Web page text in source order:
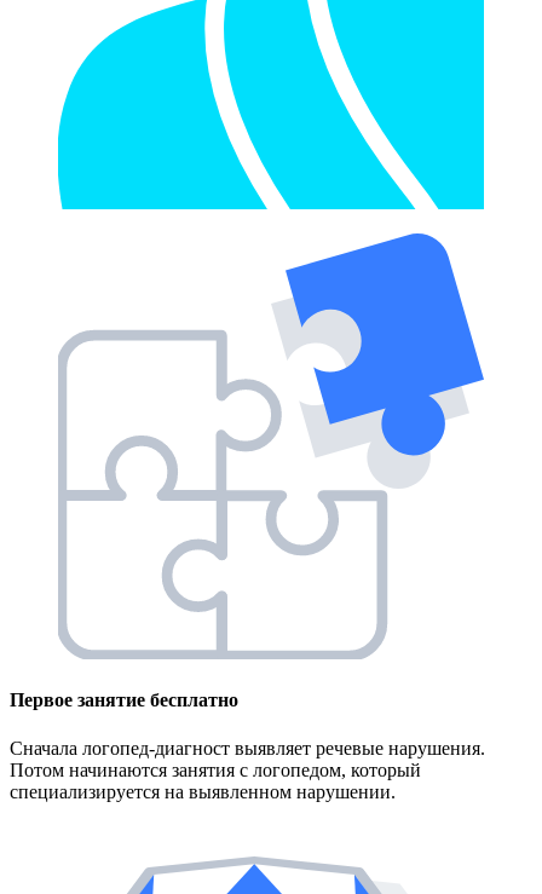
Первое занятие бесплатно
Сначала логопед-диагност выявляет речевые нарушения.
Потом начинаются занятия с логопедом, который
специализируется на выявленном нарушении.